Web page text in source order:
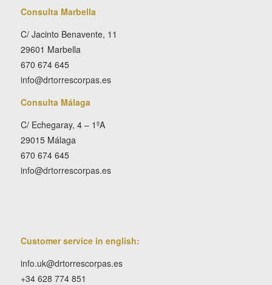
Consulta Marbella
C/ Jacinto Benavente, 11
29601 Marbella
670 674 645
info@drtorrescorpas.es
Consulta Málaga
C/ Echegaray, 4 – 1ºA
29015 Málaga
670 674 645
info@drtorrescorpas.es
Customer service in english:
info.uk@drtorrescorpas.es
+34 628 774 851